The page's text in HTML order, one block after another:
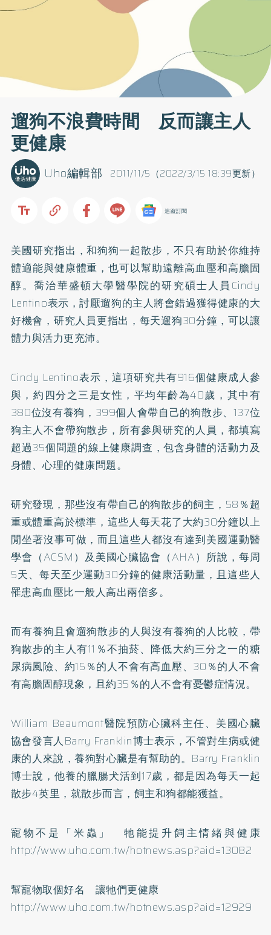
遛狗不浪費時間 反而讓主人
更健康
2011/11/5（2022/3/15 18:39更新）
Uho編輯部
追蹤訂閱
美國研究指出，和狗狗一起散步，不只有助於你維持
體適能與健康體重，也可以幫助遠離高血壓和高膽固
醇。喬治華盛頓大學醫學院的研究碩士人員Cindy
Lentino表示，討厭遛狗的主人將會錯過獲得健康的大
好機會，研究人員更指出，每天遛狗30分鐘，可以讓
體力與活力更充沛。
Cindy Lentino表示，這項研究共有916個健康成人參
與，約四分之三是女性，平均年齡為40歲，其中有
380位沒有養狗，399個人會帶自己的狗散步、137位
狗主人不會帶狗散步，所有參與研究的人員，都填寫
超過35個問題的線上健康調查，包含身體的活動力及
身體、心理的健康問題。
研究發現，那些沒有帶自己的狗散步的飼主，58％超
重或體重高於標準，這些人每天花了大約30分鐘以上
閒坐著沒事可做，而且這些人都沒有達到美國運動醫
學會（ACSM）及美國心臟協會（AHA）所說，每周
5天、每天至少運動30分鐘的健康活動量，且這些人
罹患高血壓比一般人高出兩倍多。
而有養狗且會遛狗散步的人與沒有養狗的人比較，帶
狗散步的主人有11％不抽菸、降低大約三分之一的糖
尿病風險、約15％的人不會有高血壓、30％的人不會
有高膽固醇現象，且約35％的人不會有憂鬱症情況。
William Beaumont醫院預防心臟科主任、美國心臟
協會發言人Barry Franklin博士表示，不管對生病或健
康的人來說，養狗對心臟是有幫助的。Barry Franklin
博士說，他養的臘腸犬活到17歲，都是因為每天一起
散步4英里，就散步而言，飼主和狗都能獲益。
寵物不是「米蟲」 牠能提升飼主情緒與健康
http://www.uho.com.tw/hotnews.asp?aid=13082
幫寵物取個好名 讓牠們更健康
http://www.uho.com.tw/hotnews.asp?aid=12929